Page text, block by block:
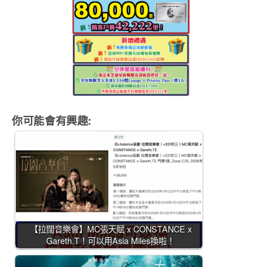
你可能會有興趣:
【拉闊音樂會】MC張天賦 x CONSTANCE x
Gareth.T！可以用Asia Miles換啦！